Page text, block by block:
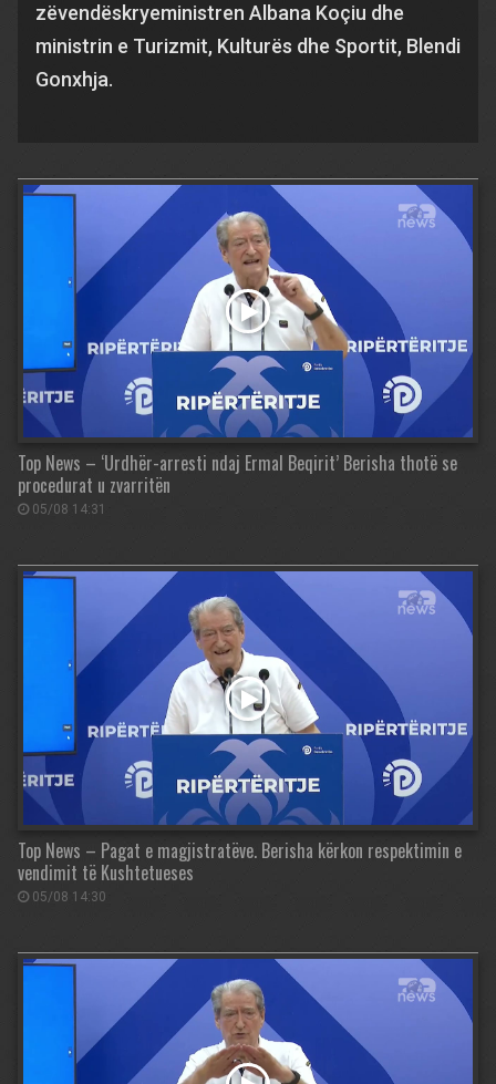
zëvendëskryeministren Albana Koçiu dhe
ministrin e Turizmit, Kulturës dhe Sportit, Blendi
Gonxhja.
Top News – ‘Urdhër-arresti ndaj Ermal Beqirit’ Berisha thotë se
procedurat u zvarritën
05/08 14:31
Top News – Pagat e magjistratëve. Berisha kërkon respektimin e
vendimit të Kushtetueses
05/08 14:30